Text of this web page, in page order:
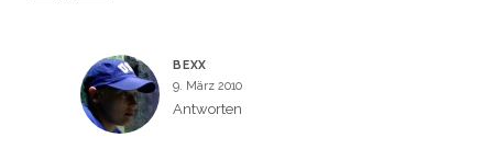
BEXX
9. März 2010
Antworten